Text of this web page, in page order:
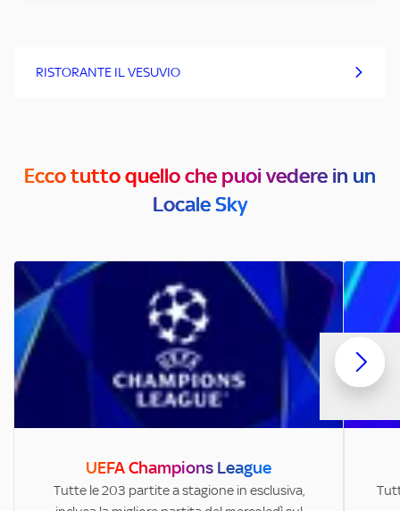
RISTORANTE IL VESUVIO
Ecco tutto quello che puoi vedere in un
Locale Sky
UEFA Champions League
Tutte le 203 partite a stagione in esclusiva,